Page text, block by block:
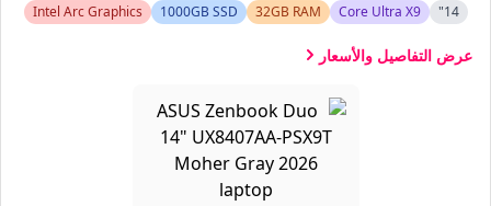
14"
Core Ultra X9
32GB RAM
1000GB SSD
Intel Arc Graphics
عرض التفاصيل والأسعار